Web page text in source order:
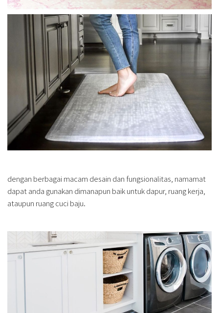
dengan berbagai macam desain dan fungsionalitas, namamat
dapat anda gunakan dimanapun baik untuk dapur, ruang kerja,
ataupun ruang cuci baju.